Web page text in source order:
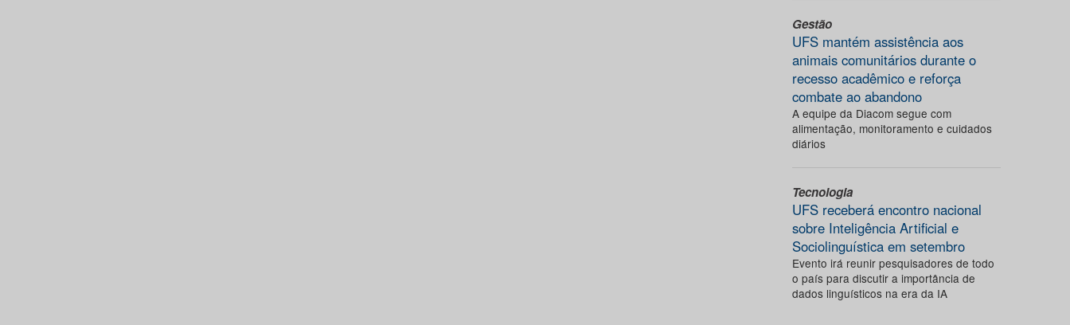
Gestão
UFS mantém assistência aos
animais comunitários durante o
recesso acadêmico e reforça
combate ao abandono
A equipe da Diacom segue com
alimentação, monitoramento e cuidados
diários
Tecnologia
UFS receberá encontro nacional
sobre Inteligência Artificial e
Sociolinguística em setembro
Evento irá reunir pesquisadores de todo
o país para discutir a importância de
dados linguísticos na era da IA